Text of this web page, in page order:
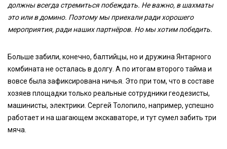
должны всегда стремиться побеждать. Не важно, в шахматы
это или в домино. Поэтому мы приехали ради хорошего
мероприятия, ради наших партнёров. Но мы хотим победить.
Больше забили, конечно, балтийцы, но и дружина Янтарного
комбината не осталась в долгу. А по итогам второго тайма и
вовсе была зафиксирована ничья. Это при том, что в составе
хозяев площадки только реальные сотрудники геодезисты,
машинисты, электрики. Сергей Толопило, например, успешно
работает и на шагающем экскаваторе, и тут сумел забить три
мяча.